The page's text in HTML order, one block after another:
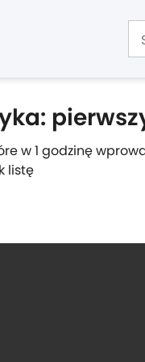
w 1 godzinę
listę